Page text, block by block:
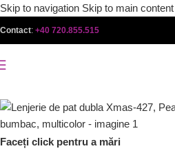
Skip to navigation Skip to main content
Contact: +40 720.855.515
Faceți click pentru a mări